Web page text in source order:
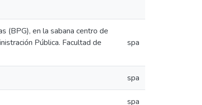
(BPG), en la sabana centro de
Pública. Facultad de
spa
spa
spa